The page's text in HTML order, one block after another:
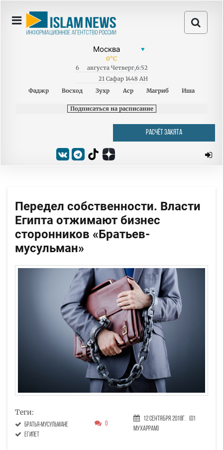
0°C
6 августа Четверг,6:52
21 Сафар 1448 AH
Фаджр
Восход Зухр Аср Магриб Иша
Подписаться на расписание
РАСЧЁТ ЗАКЯТА
Передел собственности. Власти
Египта отжимают бизнес
сторонников «Братьев-
мусульман»
Теги:
братья-мусульмане
Египет
0
12 Сентября 2018г.
(01
Мухаррам)